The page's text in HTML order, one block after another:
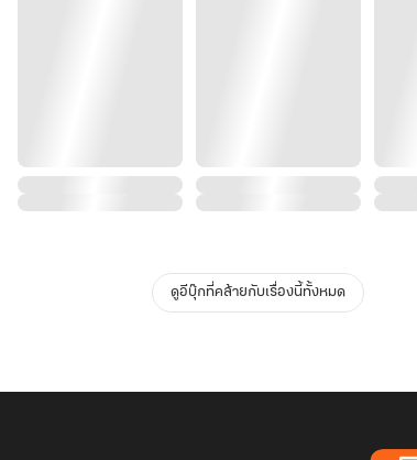
ดูอีบุ๊กที่คล้ายกับเรื่องนี้ทั้งหมด